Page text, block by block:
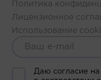
Политика
Лицензионное
Использование
Даю согласие